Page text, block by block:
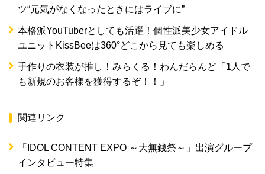
ツ“元気がなくなったときにはライブに”
本格派YouTuberとしても活躍！個性派美少女アイドル
ユニットKissBeeは360°どこから見ても楽しめる
手作りの衣装が推し！みらくる！わんだらんど「1人で
も新規のお客様を獲得するぞ！！」
関連リンク
「IDOL CONTENT EXPO ～大無銭祭～」出演グループ
インタビュー特集